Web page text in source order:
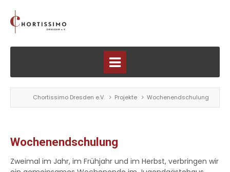
Chortissimo Dresden e.V. Projekte Wochenendschulung
Wochenendschulung
Zweimal im Jahr, im Frühjahr und im Herbst, verbringen wir